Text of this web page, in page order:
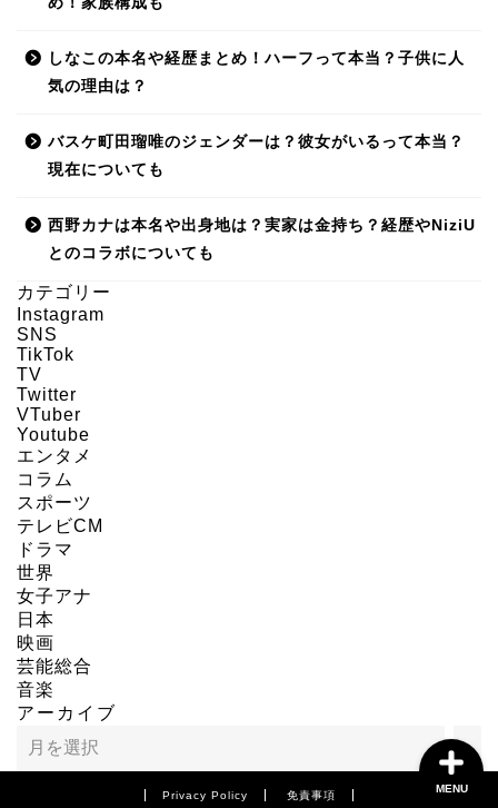
しなこの本名や経歴まとめ！ハーフって本当？子供に人
気の理由は？
バスケ町田瑠唯のジェンダーは？彼女がいるって本当？
現在についても
西野カナは本名や出身地は？実家は金持ち？経歴やNiziU
とのコラボについても
カテゴリー
Instagram
SNS
TikTok
TV
Twitter
VTuber
Youtube
エンタメ
コラム
スポーツ
テレビCM
ドラマ
世界
女子アナ
日本
映画
芸能総合
音楽
アーカイブ
Privacy Policy 免責事項
MENU